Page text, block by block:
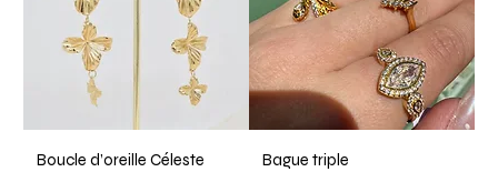
Boucle d’oreille Céleste Bague triple